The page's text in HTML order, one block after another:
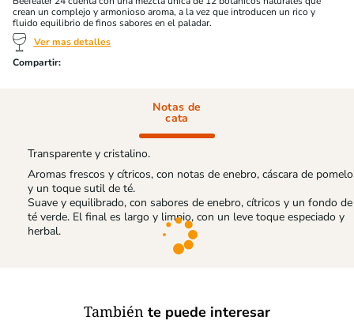
crean un complejo y armonioso aroma, a la vez que introducen un rico y
fluido equilibrio de finos sabores en el paladar.
Ver mas detalles
Notas de
cata
Transparente y cristalino.
Aromas frescos y cítricos, con notas de enebro, cáscara de pomelo
y un toque sutil de té.
Suave y equilibrado, con sabores de enebro, cítricos y un fondo de
té verde. El final es largo y limpio, con un leve toque especiado y
herbal.
También te puede interesar